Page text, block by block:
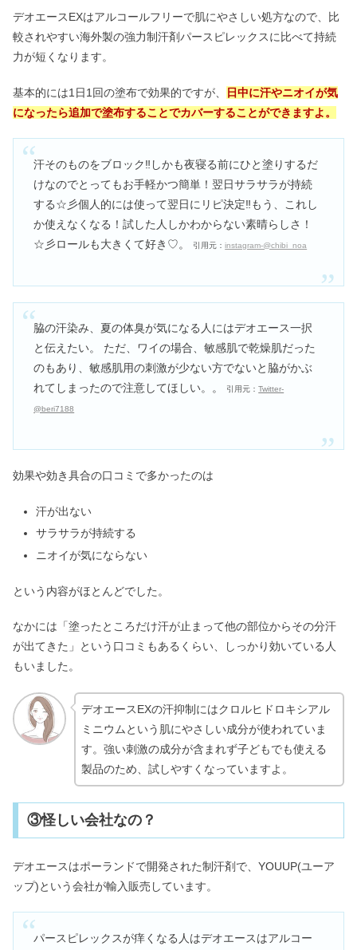
デオエースEXはアルコールフリーで肌にやさしい処方なので、比
較されやすい海外製の強力制汗剤パースピレックスに比べて持続
力が短くなります。
基本的には1日1回の塗布で効果的ですが、
日中に汗やニオイが気
になったら追加で塗布することでカバーすることができますよ。
汗そのものをブロック‼️しかも夜寝る前にひと塗りするだ
けなのでとってもお手軽かつ簡単！翌日サラサラが持続
する☆彡個人的には使って翌日にリピ決定‼️もう、これし
か使えなくなる！試した人しかわからない素晴らしさ！
☆彡ロールも大きくて好き♡。
引用元：instagram-@chibi_noa
脇の汗染み、夏の体臭が気になる人にはデオエース一択
と伝えたい。 ただ、ワイの場合、敏感肌で乾燥肌だった
のもあり、敏感肌用の刺激が少ない方でないと脇がかぶ
れてしまったので注意してほしい。。
引用元：Twitter-
@beri7188
効果や効き具合の口コミで多かったのは
汗が出ない
サラサラが持続する
ニオイが気にならない
という内容がほとんどでした。
なかには「塗ったところだけ汗が止まって他の部位からその分汗
が出てきた」という口コミもあるくらい、しっかり効いている人
もいました。
デオエースEXの汗抑制にはクロルヒドロキシアル
ミニウムという肌にやさしい成分が使われていま
す。強い刺激の成分が含まれず子どもでも使える
製品のため、試しやすくなっていますよ。
③怪しい会社なの？
デオエースはポーランドで開発された制汗剤で、YOUUP(ユーア
ップ)という会社が輸入販売しています。
パースピレックスが痒くなる人はデオエースはアルコー